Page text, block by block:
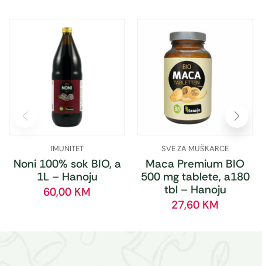
IMUNITET
Noni 100% sok BIO, a
1L – Hanoju
60,00 KM
SVE ZA MUŠKARCE
Maca Premium BIO
500 mg tablete, a180
tbl – Hanoju
27,60 KM